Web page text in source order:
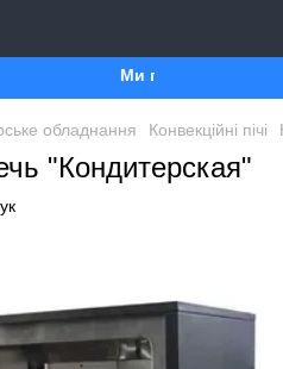
Ми працюємо. Все буде
обладнання Конвекційні пічі
"Кондитерская"